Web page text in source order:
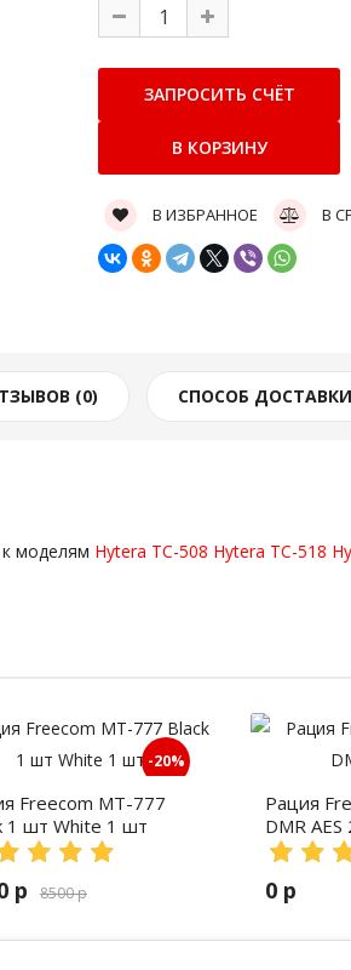
В ИЗБРАННОЕ В
(0) СПОСОБ ДОСТАВКИ
моделям Hytera TC-508 Hytera TC-518
-20%
Freecom MT-777
1 шт White 1 шт
р 8500 р
Рация
DMR AES
0 р